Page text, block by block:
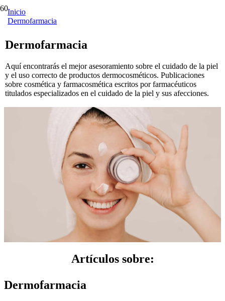
Inicio
Dermofarmacia
Dermofarmacia
Aquí encontrarás el mejor asesoramiento sobre el cuidado de la piel
y el uso correcto de productos dermocosméticos. Publicaciones
sobre cosmética y farmacosmética escritos por farmacéuticos
titulados especializados en el cuidado de la piel y sus afecciones.
Artículos sobre:
Dermofarmacia